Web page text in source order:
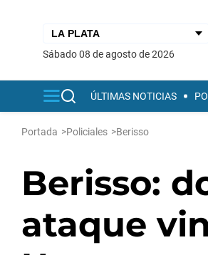
sábado 08 de agosto de 2026
ÚLTIMAS NOTICIAS
Portada >Policiales >Berisso
Berisso:
ataque